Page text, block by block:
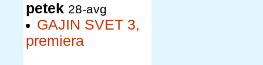
petek 28-avg
GAJIN SVET 3,
premiera